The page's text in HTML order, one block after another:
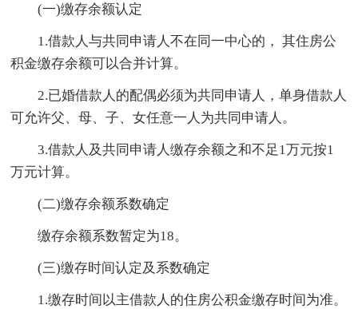
(一)缴存余额认定
1.借款人与共同申请人不在同一中心的， 其住房公
积金缴存余额可以合并计算。
2.已婚借款人的配偶必须为共同申请人，单身借款人
可允许父、母、子、女任意一人为共同申请人。
3.借款人及共同申请人缴存余额之和不足1万元按1
万元计算。
(二)缴存余额系数确定
缴存余额系数暂定为18。
(三)缴存时间认定及系数确定
1.缴存时间以主借款人的住房公积金缴存时间为准。